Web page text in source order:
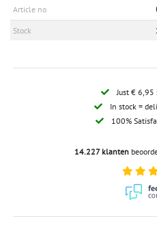
Article no
Stock
Just € 6,95
In stock =
100%
14.227 klanten